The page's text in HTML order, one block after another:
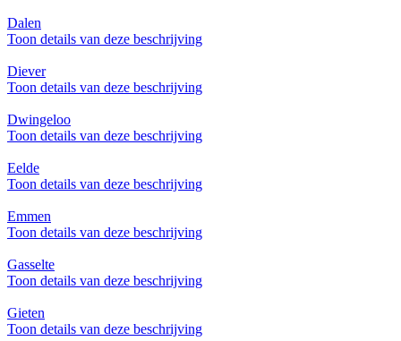
Dalen
Toon details van deze beschrijving
Diever
Toon details van deze beschrijving
Dwingeloo
Toon details van deze beschrijving
Eelde
Toon details van deze beschrijving
Emmen
Toon details van deze beschrijving
Gasselte
Toon details van deze beschrijving
Gieten
Toon details van deze beschrijving